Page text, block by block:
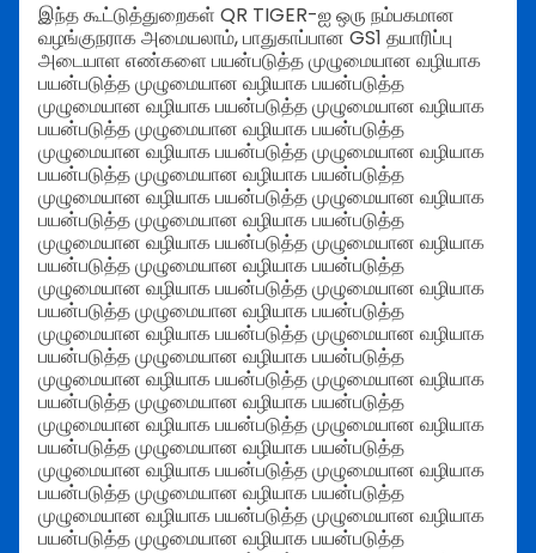
இந்த கூட்டுத்துறைகள் QR TIGER-ஐ ஒரு நம்பகமான
வழங்குநராக அமையலாம், பாதுகாப்பான GS1 தயாரிப்பு
அடையாள எண்களை பயன்படுத்த முழுமையான வழியாக
பயன்படுத்த முழுமையான வழியாக பயன்படுத்த
முழுமையான வழியாக பயன்படுத்த முழுமையான வழியாக
பயன்படுத்த முழுமையான வழியாக பயன்படுத்த
முழுமையான வழியாக பயன்படுத்த முழுமையான வழியாக
பயன்படுத்த முழுமையான வழியாக பயன்படுத்த
முழுமையான வழியாக பயன்படுத்த முழுமையான வழியாக
பயன்படுத்த முழுமையான வழியாக பயன்படுத்த
முழுமையான வழியாக பயன்படுத்த முழுமையான வழியாக
பயன்படுத்த முழுமையான வழியாக பயன்படுத்த
முழுமையான வழியாக பயன்படுத்த முழுமையான வழியாக
பயன்படுத்த முழுமையான வழியாக பயன்படுத்த
முழுமையான வழியாக பயன்படுத்த முழுமையான வழியாக
பயன்படுத்த முழுமையான வழியாக பயன்படுத்த
முழுமையான வழியாக பயன்படுத்த முழுமையான வழியாக
பயன்படுத்த முழுமையான வழியாக பயன்படுத்த
முழுமையான வழியாக பயன்படுத்த முழுமையான வழியாக
பயன்படுத்த முழுமையான வழியாக பயன்படுத்த
முழுமையான வழியாக பயன்படுத்த முழுமையான வழியாக
பயன்படுத்த முழுமையான வழியாக பயன்படுத்த
முழுமையான வழியாக பயன்படுத்த முழுமையான வழியாக
பயன்படுத்த முழுமையான வழியாக பயன்படுத்த